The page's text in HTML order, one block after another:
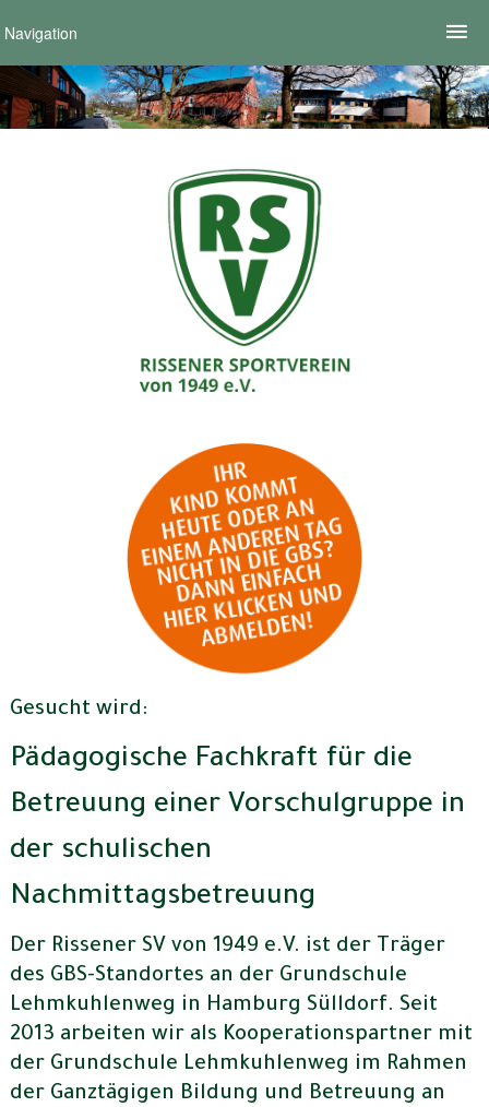
Navigation
Gesucht wird:
Pädagogische Fachkraft für die
Betreuung einer Vorschulgruppe in
der schulischen
Nachmittagsbetreuung
Der Rissener SV von 1949 e.V. ist der Träger
des GBS-Standortes an der Grundschule
Lehmkuhlenweg in Hamburg Sülldorf. Seit
2013 arbeiten wir als Kooperationspartner mit
der Grundschule Lehmkuhlenweg im Rahmen
der Ganztägigen Bildung und Betreuung an